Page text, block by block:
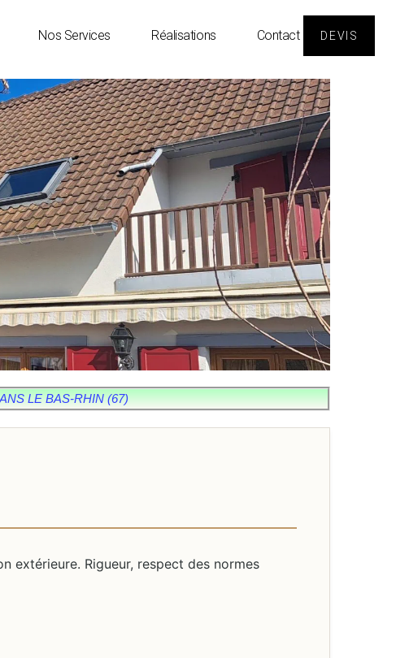
Nos Services Réalisations Contact DEVIS
LE BAS-RHIN (67)
extérieure. Rigueur, respect des normes